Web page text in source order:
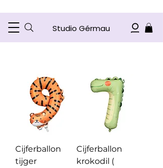
Studio Gérmau
Cijferballon
tijger
Cijferballon
krokodil (